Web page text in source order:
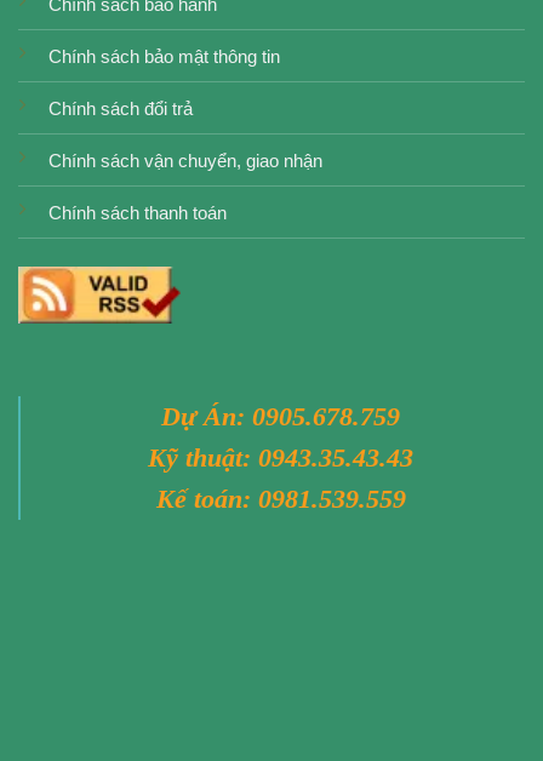
Chính sách bảo mật thông tin
Chính sách đổi trả
Chính sách vận chuyển, giao nhận
Chính sách thanh toán
Dự Án: 0905.678.759
Kỹ thuật: 0943.35.43.43
Kế toán: 0981.539.559